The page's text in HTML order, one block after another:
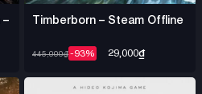
–
Timberborn – Steam Offline
445,000₫-93% 29,000₫